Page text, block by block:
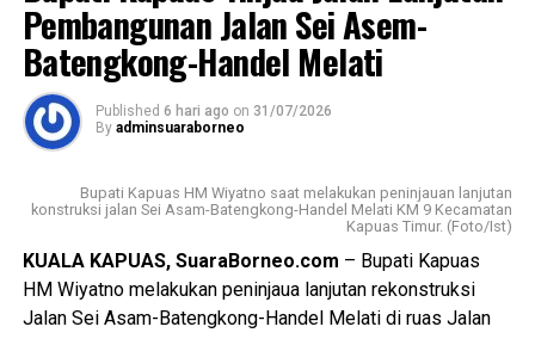
WhatsApp 0 Facebook 0
Messenger 0 Twitter/X
“Diharapkan pertemuan ini semakin memperkuat
kolaborasi antara pemerintah pusat, pemerintah provinsi
Pemerintah Kabupaten Kapuas Forkopimda serta seluruh
pemangku kepentingan dalam menjaga keamanan
ketertiban dan mempercepat pembangunan yang
Tengah,” ujarnya. (Ujg/SB)
Views: 27
Bagikan ke
“Meski sempat vakum beberapa tahun pelaksanaan
Rakerda saat ini merupakan forum strategis untuk
mengevaluasi program kerja menyelaraskan persepsi
antara LPPD Kabupaten Kapuas dengan LPPK sekaligus
merumuskan langkah-langkah strategis dalam pembinaan
ke depan,” katanya.
Sementara itu Ketua I LPPD Kabupaten Kapuas Yan Hendri
Ale mengatakan peningkatan kapasitas pelatih menjadi
salah satu kunci keberhasilan pembinaan peserta
Pembangunan Jalan Sei Asem-
Batengkong-Handel Melati
Published 6 hari ago on 31/07/2026
By adminsuaraborneo
Bupati Kapuas HM Wiyatno saat melakukan peninjauan lanjutan
konstruksi jalan Sei Asam-Batengkong-Handel Melati KM 9 Kecamatan
Kapuas Timur. (Foto/Ist)
KUALA KAPUAS, SuaraBorneo.com – Bupati Kapuas
HM Wiyatno melakukan peninjaua lanjutan rekonstruksi
Jalan Sei Asam-Batengkong-Handel Melati di ruas Jalan